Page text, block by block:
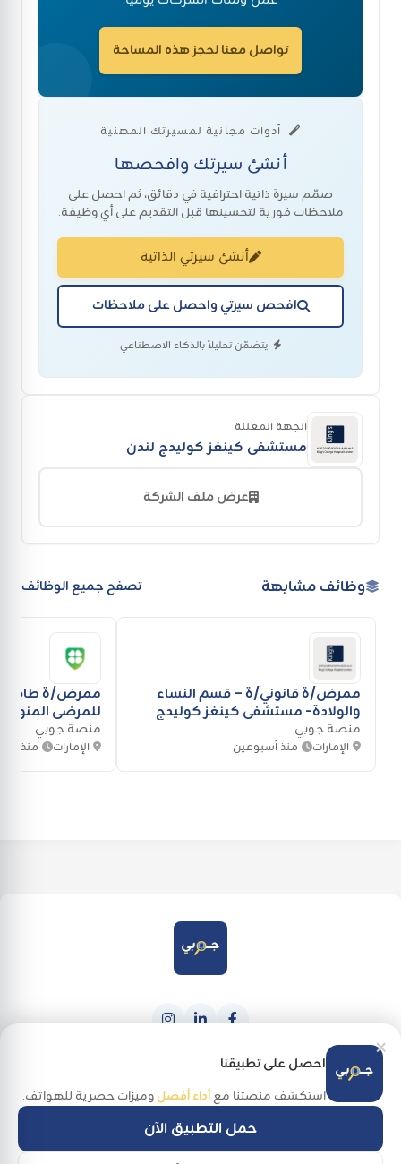
تواصل معنا لحجز هذه المساحة
أدوات مجانية لمسيرتك المهنية
أنشئ سيرتك وافحصها
صمّم سيرة ذاتية احترافية في دقائق، ثم احصل على
ملاحظات فورية لتحسينها قبل التقديم على أي وظيفة.
أنشئ سيرتي الذاتية
افحص سيرتي واحصل على ملاحظات
يتضمّن تحليلاً بالذكاء الاصطناعي
الجهة المعلنة
مستشفى كينغز كوليدج لندن
عرض ملف الشركة
وظائف مشابهة تصفح جميع الوظائف
ممرض/ة قانوني/ة – قسم النساء
والولادة- مستشفى كينغز كوليدج
لندن
منصة جوبي
الإمارات منذ أسبوعين
ممرض/ة طاقم –
للمرضى
الأمريكي
منصة جوبي
الإمارات منذ
App Store
جميع الحقوق محفوظة لـ جوبي @ 2026
Made with in Palestine
× احصل على تطبيقنا
استكشف منصتنا مع أداء أفضلوميزات حصرية للهواتف.
حمل التطبيق الآن